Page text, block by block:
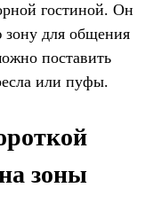
гостиной. Он
для общения
поставить
или пуфы.
зоны